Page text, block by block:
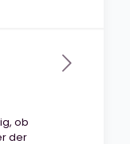
ob
der